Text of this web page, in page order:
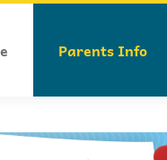
Parents Info